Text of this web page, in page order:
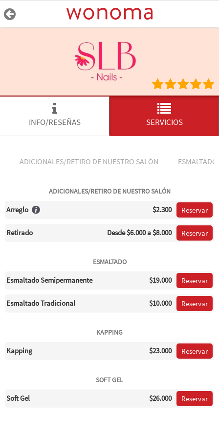
INFO/RESEÑAS SERVICIOS
ADICIONALES/RETIRO DE NUESTRO SALÓN ESMALTADO
ADICIONALES/RETIRO DE NUESTRO SALÓN
Arreglo $2.300 Reservar
Retirado Desde$6.000a $8.000 Reservar
ESMALTADO
Esmaltado Semipermanente $19.000 Reservar
Esmaltado Tradicional $10.000 Reservar
KAPPING
Kapping $23.000 Reservar
SOFT GEL
Soft Gel $26.000 Reservar